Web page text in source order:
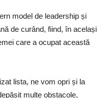
model de leadership și
de curând, fiind, în același
care a ocupat această
lista, ne vom opri și la
multe obstacole,